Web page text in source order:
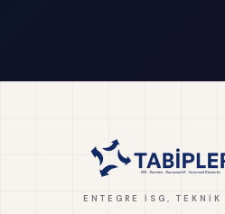
ENTEGRE İSG,